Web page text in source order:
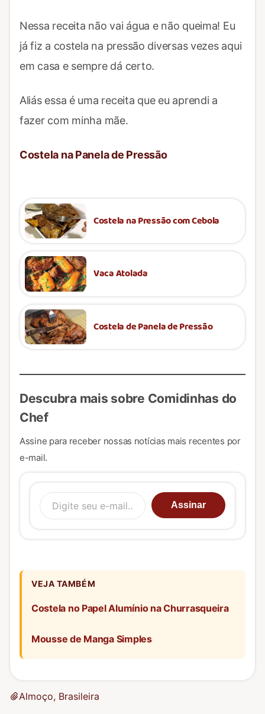
Nessa receita não vai água e não queima! Eu
já fiz a costela na pressão diversas vezes aqui
em casa e sempre dá certo.
Aliás essa é uma receita que eu aprendi a
fazer com minha mãe.
Costela na Panela de Pressão
Costela na Pressão com Cebola
Vaca Atolada
Costela de Panela de Pressão
Descubra mais sobre Comidinhas do
Chef
Assine para receber nossas notícias mais recentes por
e-mail.
Digite seu e-mail…
Assinar
VEJA TAMBÉM
Costela no Papel Alumínio na Churrasqueira
Mousse de Manga Simples
Almoço, Brasileira